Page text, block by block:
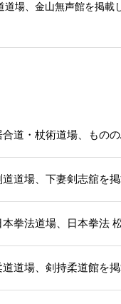
道場、金山無声館を掲載
道・杖術道場、もの
道場、下妻剣志舘を掲
拳法道場、日本拳法
道場、剣持柔道館を掲